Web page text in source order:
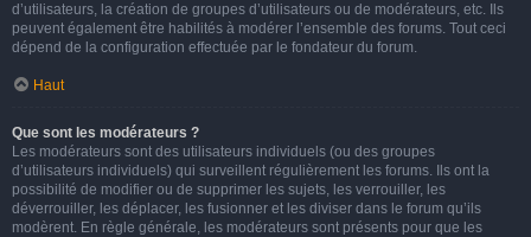
d’utilisateurs, la création de groupes d’utilisateurs ou de modérateurs, etc. Ils
peuvent également être habilités à modérer l’ensemble des forums. Tout ceci
dépend de la configuration effectuée par le fondateur du forum.
Haut
Que sont les modérateurs ?
Les modérateurs sont des utilisateurs individuels (ou des groupes
d’utilisateurs individuels) qui surveillent régulièrement les forums. Ils ont la
possibilité de modifier ou de supprimer les sujets, les verrouiller, les
déverrouiller, les déplacer, les fusionner et les diviser dans le forum qu’ils
modèrent. En règle générale, les modérateurs sont présents pour que les